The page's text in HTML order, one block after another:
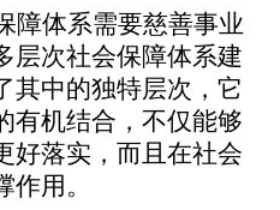
障体系需要慈善事业
层次社会保障体系建
其中的独特层次，它
有机结合，不仅能够
好落实，而且在社会
用。